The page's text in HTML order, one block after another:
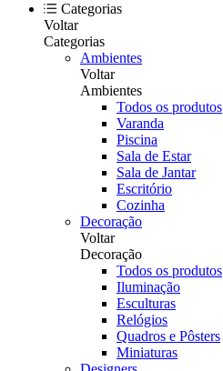
Categorias
Voltar
Categorias
Ambientes
Voltar
Ambientes
Todos os produtos
Varanda
Piscina
Sala de Estar
Sala de Jantar
Escritório
Cozinha
Decoração
Voltar
Decoração
Todos os produtos
Iluminação
Esculturas
Relógios
Quadros e Pôsters
Miniaturas